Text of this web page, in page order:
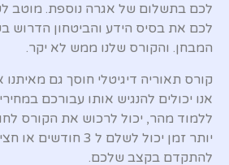
לכם בתשלום של אגרה נוספת. מוטב
לכם את בסיס הידע והביטחון הדרוש
המבחן. והקורס שלנו ממש לא יקר.
קורס תאוריה דיגיטלי חוסך גם
אנו יכולים להנגיש אותו עבורכם
ללמוד מהר, יכול לרכוש את הקורס
יותר זמן יכול לשלם ל 3
להתקדם בקצב שלכם.